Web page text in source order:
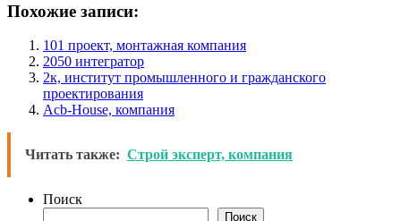
Похожие записи:
101 проект, монтажная компания
2050 интегратор
2к, институт промышленного и гражданского
проектирования
Acb-House, компания
Читать также: Строй эксперт, компания
Поиск
Поиск